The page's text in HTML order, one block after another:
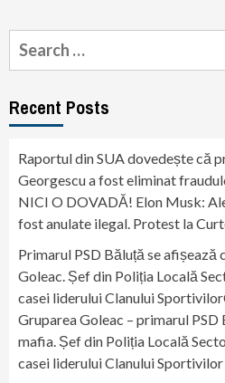
Search
for:
Recent Posts
Raportul din SUA dovedește că
Georgescu a fost eliminat
NICI O DOVADĂ! Elon Musk:
fost anulate ilegal. Protest la
Primarul PSD Băluță se afișează
Goleac. Șef din Poliția Locală
casei liderului Clanului
Gruparea Goleac – primarul PSD
mafia. Șef din Poliția Locală
casei liderului Clanului Sportivilor